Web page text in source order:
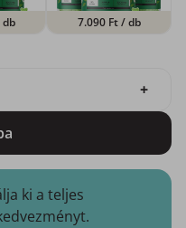
7.090 Ft/ db
+
ki a teljes